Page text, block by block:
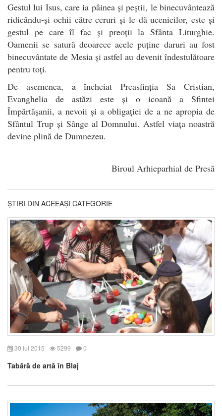
Gestul lui Isus, care ia pâinea și peștii, le binecuvântează
ridicându-și ochii către ceruri și le dă ucenicilor, este și
gestul pe care îl fac și preoții la Sfânta Liturghie.
Oamenii se satură deoarece acele puține daruri au fost
binecuvântate de Mesia și astfel au devenit îndestulătoare
pentru toți.
De asemenea, a încheiat Preasfinția Sa Cristian,
Evanghelia de astăzi este și o icoană a Sfintei
Împărtășanii, a nevoii și a obligației de a ne apropia de
Sfântul Trup și Sânge al Domnului. Astfel viața noastră
devine plină de Dumnezeu.
Biroul Arhieparhial de Presă
ȘTIRI DIN ACEEAȘI CATEGORIE
30 Iul 2015 5299 0
Tabără de artă în Blaj